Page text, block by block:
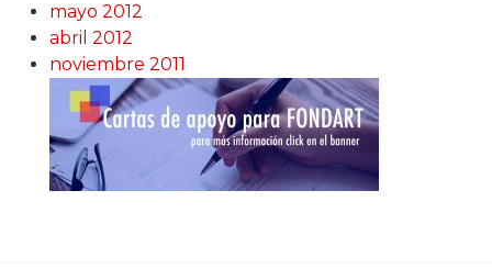
mayo 2012
abril 2012
noviembre 2011